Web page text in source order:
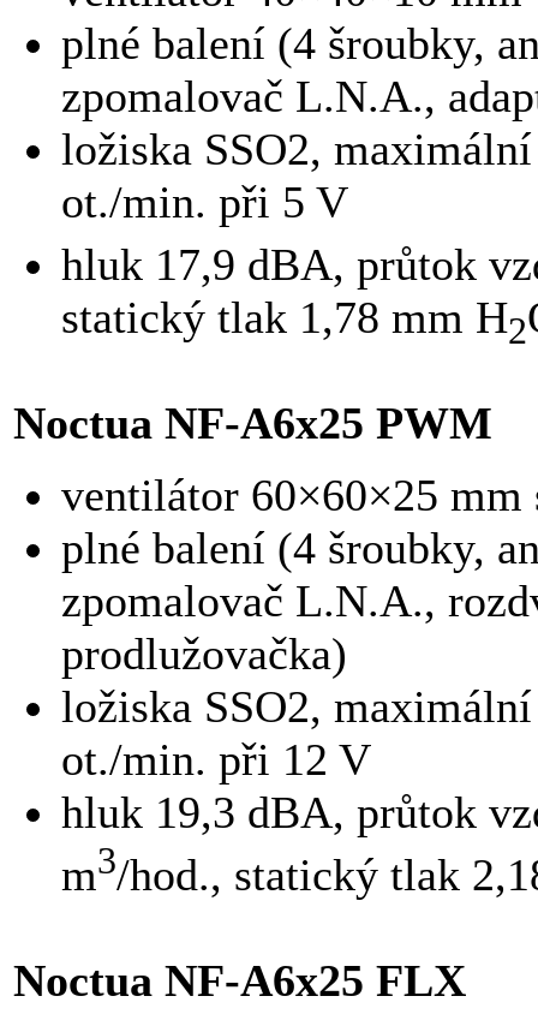
plné balení (4 šroubky,
zpomalovač L.N.A.,
ložiska SSO2,
ot./min. při 5 V
hluk 17,9 dBA, průtok
statický tlak 1,78 mm H2
Noctua NF-A6x25 PWM
ventilátor 60×60×25
plné balení (4 šroubky,
zpomalovač L.N.A.,
prodlužovačka)
ložiska SSO2,
ot./min. při 12 V
hluk 19,3 dBA, průtok
m3/hod., statický tlak
Noctua NF-A6x25 FLX